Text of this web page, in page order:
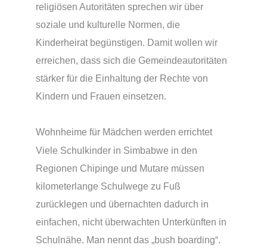
religiösen Autoritäten sprechen wir über
soziale und kulturelle Normen, die
Kinderheirat begünstigen. Damit wollen wir
erreichen, dass sich die Gemeindeautoritäten
stärker für die Einhaltung der Rechte von
Kindern und Frauen einsetzen.
Wohnheime für Mädchen werden errichtet
Viele Schulkinder in Simbabwe in den
Regionen Chipinge und Mutare müssen
kilometerlange Schulwege zu Fuß
zurücklegen und übernachten dadurch in
einfachen, nicht überwachten Unterkünften in
Schulnähe. Man nennt das „bush boarding“.